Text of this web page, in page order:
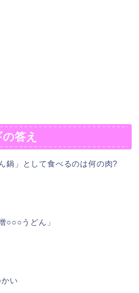
答え
鍋」として食べるのは何の肉?
○○○うどん」
い